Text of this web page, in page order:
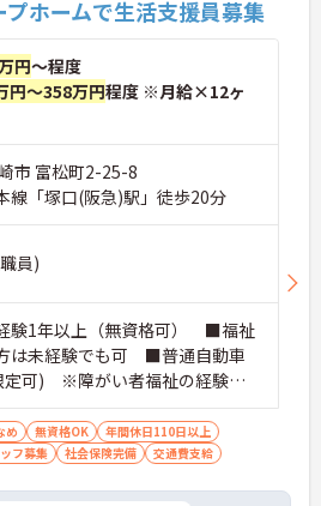
ホームを巡るため、各ホ
育やサポートにも携わる
テップアップに直結しま
幅広い年代が活躍してい
保されているため、無理
ていただけます。
計かつ最新設備を備えて
しい環境です。ハード面
立の事前決定・レシピ完
幅に軽減されています。
ろん、働くスタッフにと
、高いモチベーションを
。
ホームで生活支援員募集
円～程度
円～358万円程度 ※月給×12ヶ
市 富松町2-25-8
線「塚口(阪急)駅」徒歩20分
員)
験1年以上（無資格可） ■福祉
は未経験でも可 ■普通自動車
定可) ※障がい者福祉の経験は
※初任者研修資格 ヘルパー2級以
務経験2年以上の方、障がい者福
経験をお持ちの方大歓迎
め 無資格OK
年間休日110日以上
フ募集 社会保険完備 交通費支給